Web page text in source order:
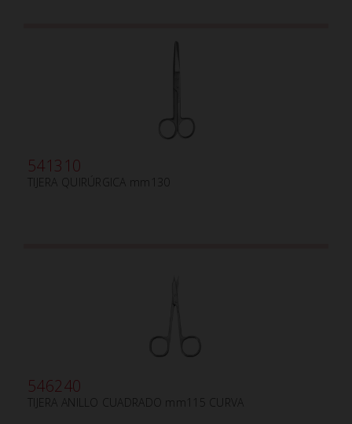
541310
TIJERA QUIRÚRGICA mm130
546240
TIJERA ANILLO CUADRADO mm115 CURVA